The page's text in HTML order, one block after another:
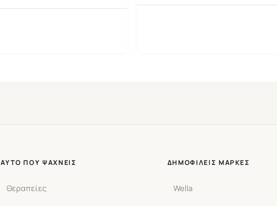
ΑΥΤΌ ΠΟΥ ΨΆΧΝΕΙΣ
Θεραπείες
ΔΗΜΟΦΙΛΕΊΣ ΜΆΡΚΕΣ
Wella